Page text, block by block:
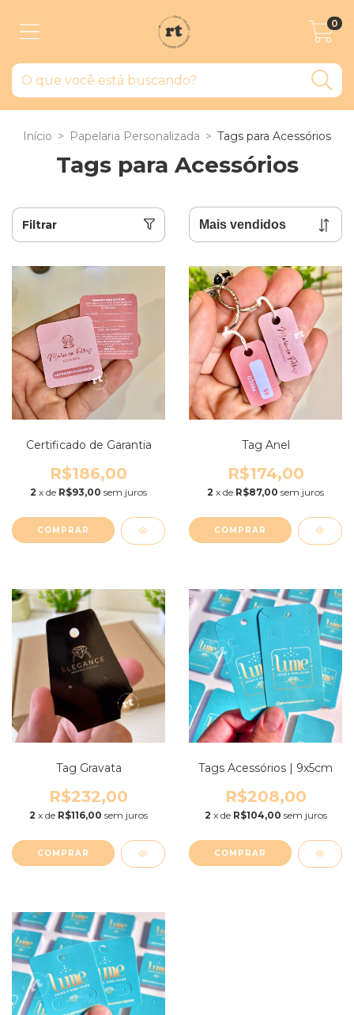
0
Início > Papelaria Personalizada > Tags para Acessórios
Tags para Acessórios
Filtrar
Certificado de Garantia
R$186,00
2 x de R$93,00 sem juros
COMPRAR
Tag Anel
R$174,00
2 x de R$87,00 sem juros
COMPRAR
Tag Gravata
R$232,00
2 x de R$116,00 sem juros
COMPRAR
Tags Acessórios | 9x5cm
R$208,00
2 x de R$104,00 sem juros
COMPRAR